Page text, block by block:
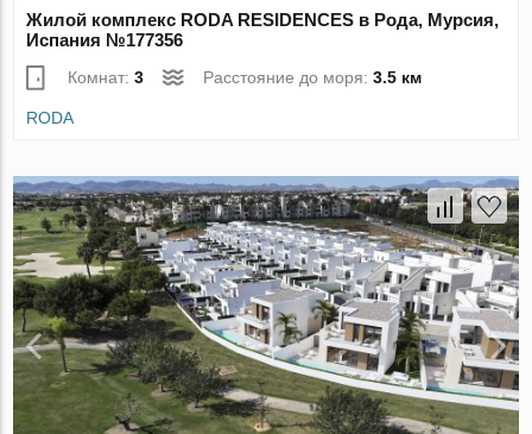
Жилой комплекс RODA RESIDENCES в Рода, Мурсия,
Испания №177356
Комнат:3 Расстояние до моря:3.5 км
RODA